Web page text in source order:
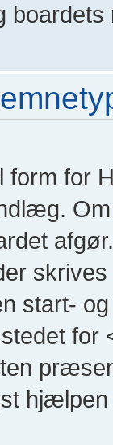
form for
start-